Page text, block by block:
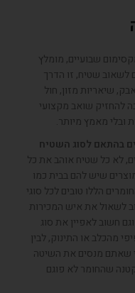
שבועיים, מומלץ
לשאוב שטיח, זו הדרך
אבק, שיאריות מזון, חול
להחזיק שואב מקצועי
ובלי מאמץ מיותר.
בהתאם לסוג השטיח
,לא כל שטיח אוהב את כל
שיש להם בבית כמו
הללו טובים לכל סוגי
לשאול את איש המכירות
חשוב לאפיין את סוג
מהכלב או התינוק,לבין
שאתם מנסים את השיטה
שהחומר לא פוגם